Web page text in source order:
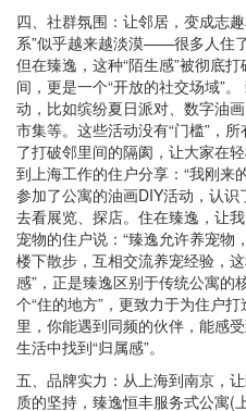
四、社群氛围：让邻居，变成志
系”似乎越来越淡漠——很多人住
但在臻逸，这种“陌生感”被彻底
间，更是一个“开放的社交场域”
动，比如缤纷夏日派对、数字油
市集等。这些活动没有“门槛”，
了打破邻里间的隔阂，让大家在
到上海工作的住户分享：“我刚来
参加了公寓的油画DIY活动，认
去看展览、探店。住在臻逸，让
宠物的住户说：“臻逸允许养宠物
楼下散步，互相交流养宠经验，
感”，正是臻逸区别于传统公寓的
个“住的地方”，更致力于为住户
里，你能遇到同频的伙伴，能感
生活中找到“归属感”。
五、品牌实力：从上海到南京，
质的坚持，臻逸恒丰服务式公寓(